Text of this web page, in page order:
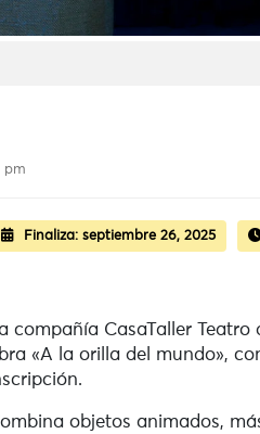
pm
Finaliza: septiembre 26, 2025
compañía CasaTaller
«A la orilla del mundo»,
objetos animados,